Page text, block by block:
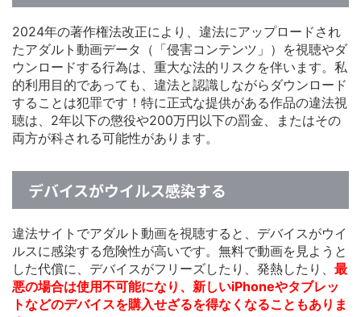
2024年の著作権法改正により、違法にアップロードされ
たアダルト動画データ（「侵害コンテンツ」）を視聴やダ
ウンロードする行為は、重大な法的リスクを伴います。私
的利用目的であっても、違法と認識しながらダウンロード
することは犯罪です！特に正式な提供がある作品の違法視
聴は、2年以下の懲役や200万円以下の罰金、またはその
両方が科される可能性があります。
デバイスがウイルス感染する
違法サイトでアダルト動画を視聴すると、デバイスがウイ
ルスに感染する危険性が高いです。無料で動画を見ようと
した代償に、デバイスがフリーズしたり、発熱したり、 最
悪の場合は使用不可能になり、新しいiPhoneやタブレッ
トなどのデバイスを購入せざるを得なくなることもありま